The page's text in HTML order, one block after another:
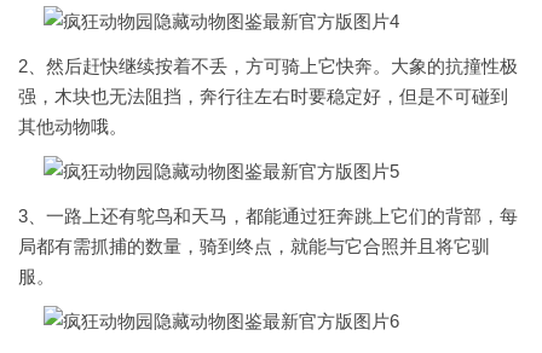
2、然后赶快继续按着不丢，方可骑上它快奔。大象的抗撞性极
强，木块也无法阻挡，奔行往左右时要稳定好，但是不可碰到
其他动物哦。
3、一路上还有鸵鸟和天马，都能通过狂奔跳上它们的背部，每
局都有需抓捕的数量，骑到终点，就能与它合照并且将它驯
服。